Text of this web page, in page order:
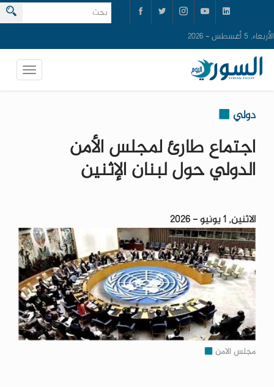
الأربعاء, 5 أغسطس - 2026
دولي
اجتماع طارئ لمجلس الأمن
الدولي حول لبنان الإثنين
الاثنين, 1 يونيو - 2026
مجلس الامن